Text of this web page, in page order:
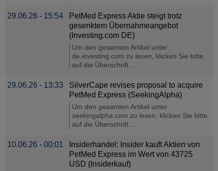
29.06.26 - 15:54
PetMed Express Aktie steigt trotz
gesenktem Übernahmeangebot
(Investing.com DE)
Um den gesamten Artikel unter
de.investing.com zu lesen, klicken Sie bitte
auf die Überschrift...
29.06.26 - 13:33
SilverCape revises proposal to acquire
PetMed Express (SeekingAlpha)
Um den gesamten Artikel unter
seekingalpha.com zu lesen, klicken Sie bitte
auf die Überschrift...
10.06.26 - 00:01
Insiderhandel: Insider kauft Aktien von
PetMed Express im Wert von 43725
USD (Insiderkauf)